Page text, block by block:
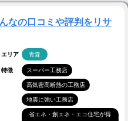
なの口コミや評判をリサ
エリア 青森
特徴 スーパー工務店
高気密高断熱の工務店
地震に強い工務店
省エネ・創エネ・エコ住宅が得